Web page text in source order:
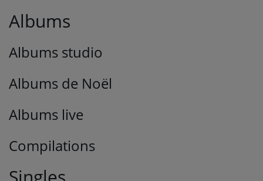
Albums
Albums studio
Albums de Noël
Albums live
Compilations